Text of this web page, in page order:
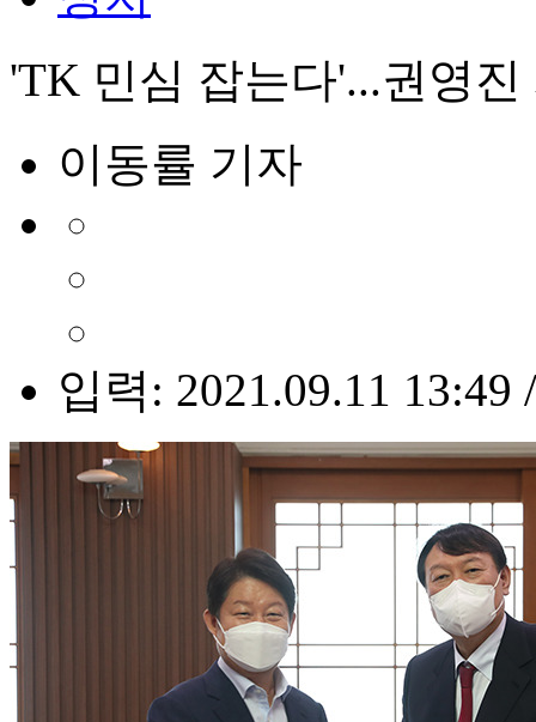
'TK 민심 잡는다'...권영
이동률 기자
입력: 2021.09.11 13:49